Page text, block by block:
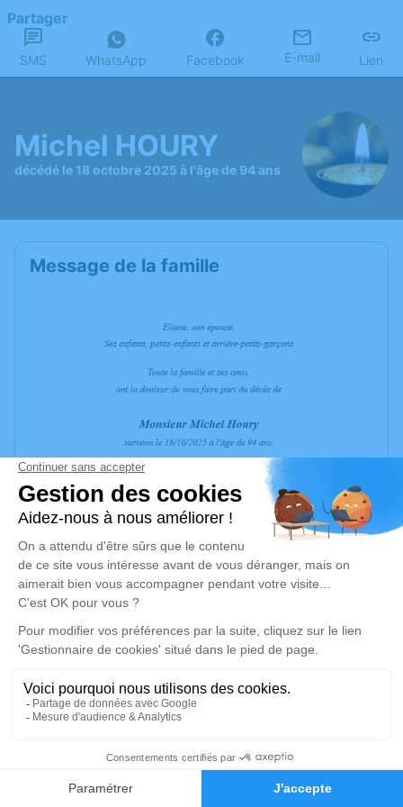
Faire-part Hommages
Partager
SMS WhatsApp Facebook E-mail Lien
Michel HOURY
décédé le 18 octobre 2025 à l'âge de 94 ans
Message de la famille
nous vous invitons à utiliser cet espace pour laisser vos
condoléances, partager des photos souvenirs, une